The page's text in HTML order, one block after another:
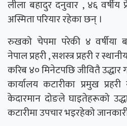
लीला बहादुर दनुवार , ४६ वर्षीय
अस्मिता परियार रहेका छन् ।
रुखको चेपमा परेकी ४ वर्षीया
नेपाल प्रहरी , सशस्त्र प्रहरी र
करिब ४० मिनेटपछि जीवितै उद्धार
कार्यालय कटारीका प्रमुख
केदारमान दोङले घाइतेहरूको
कटारीमा उपचार भइरहेको